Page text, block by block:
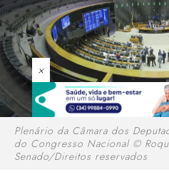
×
Plenário da Câmara dos
do Congresso Nacional ©
Senado/Direitos reservados